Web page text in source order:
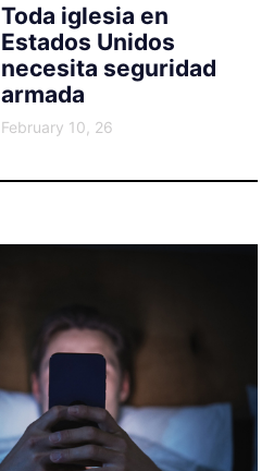
Toda iglesia en
Estados Unidos
necesita seguridad
armada
February 10, 26